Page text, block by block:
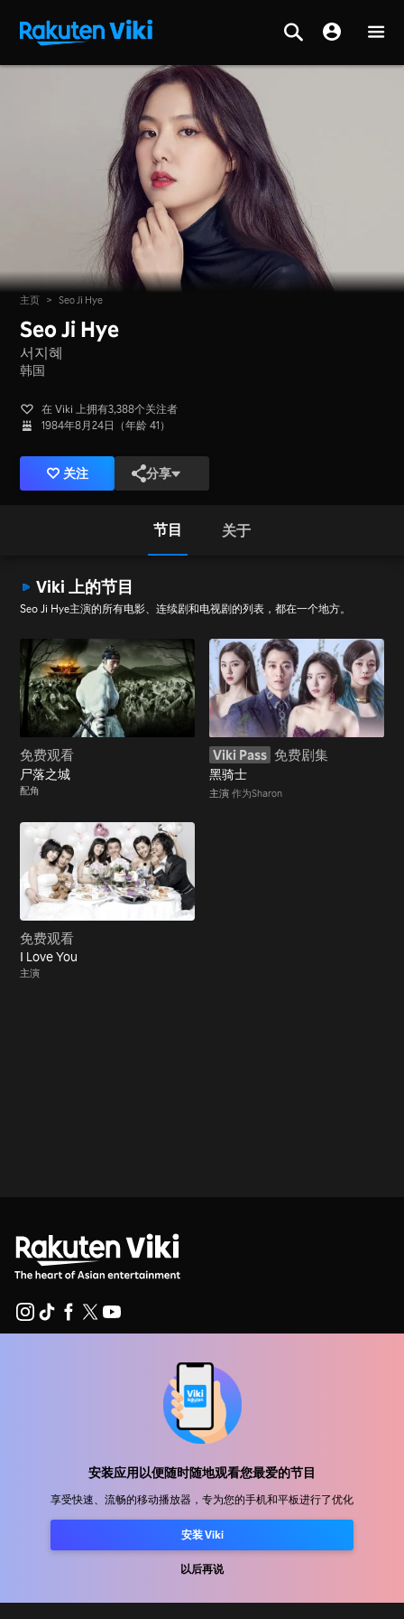
安装应用以便随时随地观看您最爱的节目
享受快速、流畅的移动播放器，专为您的手机和平板进行了优化
安装 Viki
以后再说
主页 > Seo Ji Hye
Seo Ji Hye
서지혜
韩国
在 Viki 上拥有3,388个关注者
1984年8月24日（年龄 41）
关注 分享
节目 关于
Viki 上的节目
Seo Ji Hye主演的所有电影、连续剧和电视剧的列表，都在一个地方。
免费观看
尸落之城
配角
Viki Pass 免费剧集
黑骑士
主演 作为Sharon
免费观看
I Love You
主演
新闻中心
使用条款
Cookie 和跟踪技术政策